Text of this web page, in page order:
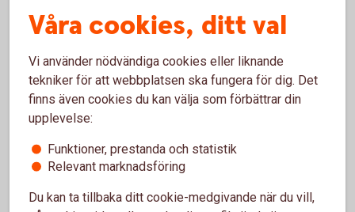
Våra cookies, ditt val
Vi använder nödvändiga cookies eller liknande
tekniker för att webbplatsen ska fungera för dig. Det
finns även cookies du kan välja som förbättrar din
upplevelse:
Funktioner, prestanda och statistik
Relevant marknadsföring
Du kan ta tillbaka ditt cookie-medgivande när du vill,